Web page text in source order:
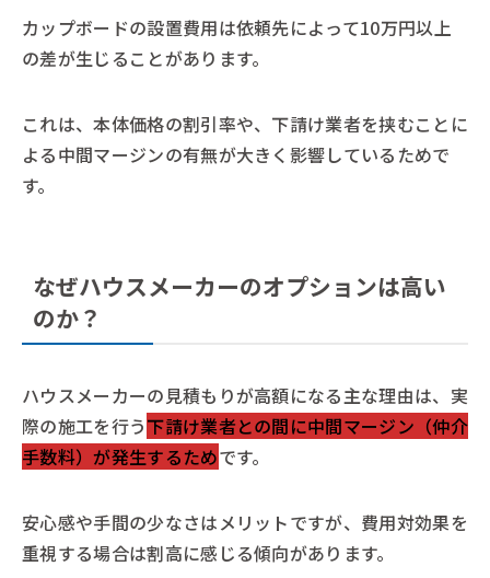
カップボードの設置費用は依頼先によって10万円以上
の差が生じることがあります。
これは、本体価格の割引率や、下請け業者を挟むことに
よる中間マージンの有無が大きく影響しているためで
す。
なぜハウスメーカーのオプションは高い
のか？
ハウスメーカーの見積もりが高額になる主な理由は、実
際の施工を行う下請け業者との間に中間マージン（仲介
手数料）が発生するためです。
安心感や手間の少なさはメリットですが、費用対効果を
重視する場合は割高に感じる傾向があります。